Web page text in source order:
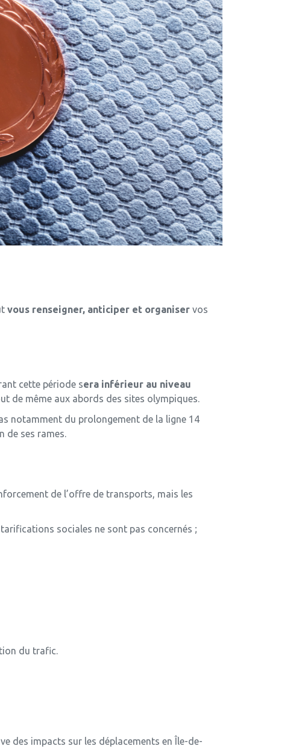
vous renseigner, anticiper et organiser vos
cette période sera inférieur au niveau
de même aux abords des sites olympiques.
notamment du prolongement de la ligne 14
de ses rames.
de l’offre de transports, mais les
sociales ne sont pas concernés ;
du trafic.
des impacts sur les déplacements en Île-de-